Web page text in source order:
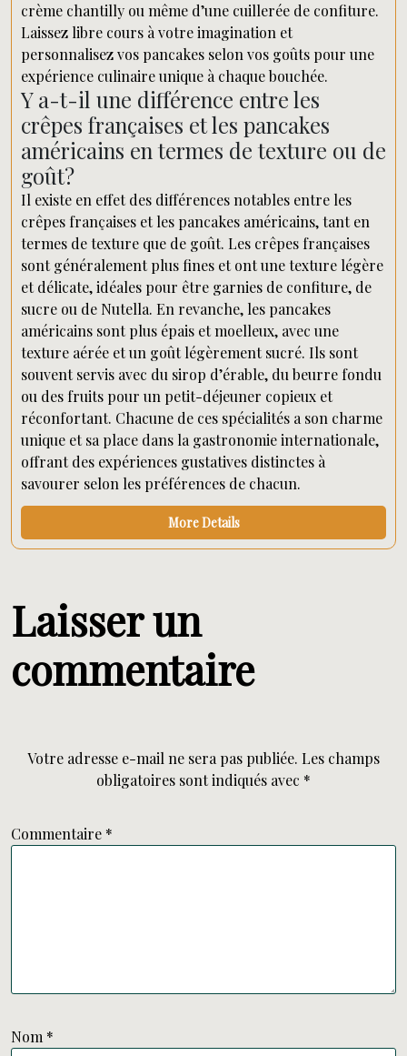
crème chantilly ou même d’une cuillerée de confiture.
Laissez libre cours à votre imagination et
personnalisez vos pancakes selon vos goûts pour une
expérience culinaire unique à chaque bouchée.
Y a-t-il une différence entre les
crêpes françaises et les pancakes
américains en termes de texture ou de
goût?
Il existe en effet des différences notables entre les
crêpes françaises et les pancakes américains, tant en
termes de texture que de goût. Les crêpes françaises
sont généralement plus fines et ont une texture légère
et délicate, idéales pour être garnies de confiture, de
sucre ou de Nutella. En revanche, les pancakes
américains sont plus épais et moelleux, avec une
texture aérée et un goût légèrement sucré. Ils sont
souvent servis avec du sirop d’érable, du beurre fondu
ou des fruits pour un petit-déjeuner copieux et
réconfortant. Chacune de ces spécialités a son charme
unique et sa place dans la gastronomie internationale,
offrant des expériences gustatives distinctes à
savourer selon les préférences de chacun.
More Details
Laisser un
commentaire
Votre adresse e-mail ne sera pas publiée. Les champs
obligatoires sont indiqués avec *
Commentaire *
Nom *